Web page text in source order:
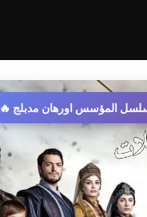
المؤسس اورهان مدبلج 🔥